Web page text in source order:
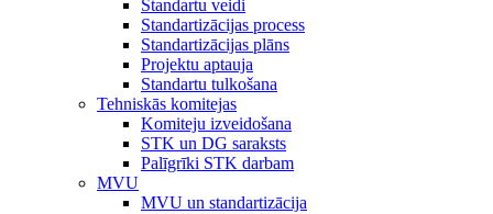
Standartu veidi
Standartizācijas process
Standartizācijas plāns
Projektu aptauja
Standartu tulkošana
Tehniskās komitejas
Komiteju izveidošana
STK un DG saraksts
Palīgrīki STK darbam
MVU
MVU un standartizācija